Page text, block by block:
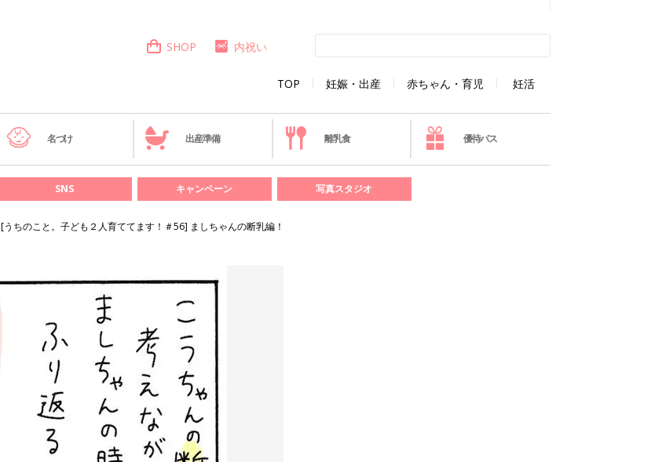
TOP 妊娠・出産 赤ちゃん・育児 妊活
SHOP 内祝い
名づけ 出産準備 離乳食 優待パス
SNS キャンペーン 写真スタジオ
[うちのこと。子ども２人育ててます！＃56] ましちゃんの断乳編！